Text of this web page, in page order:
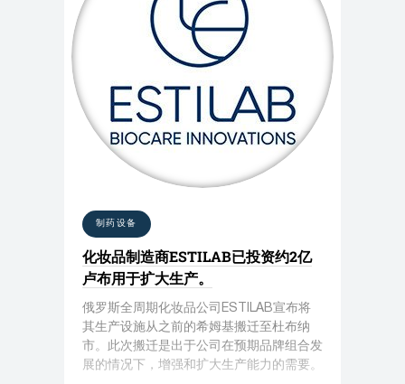
制药设备
化妆品制造商ESTILAB已投资约2亿
卢布用于扩大生产。
俄罗斯全周期化妆品公司ESTILAB宣布将
其生产设施从之前的希姆基搬迁至杜布纳
市。此次搬迁是出于公司在预期品牌组合发
展的情况下，增强和扩大生产能力的需要。